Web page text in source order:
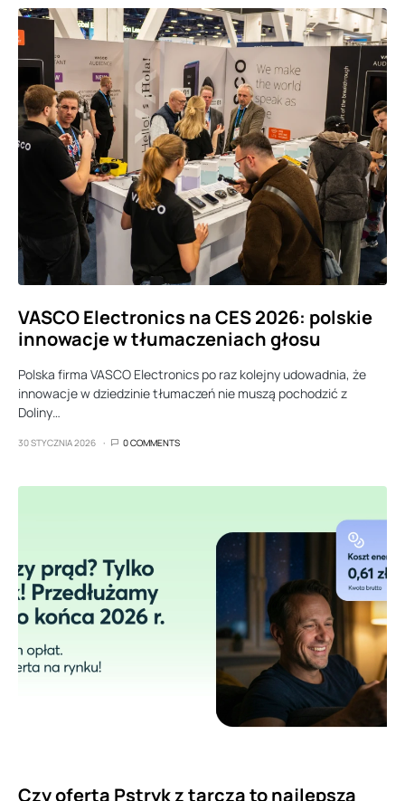
VASCO Electronics na CES 2026: polskie
innowacje w tłumaczeniach głosu
Polska firma VASCO Electronics po raz kolejny udowadnia, że
innowacje w dziedzinie tłumaczeń nie muszą pochodzić z
Doliny…
30 STYCZNIA 2026 0 COMMENTS
Czy oferta Pstryk z tarczą to najlepsza